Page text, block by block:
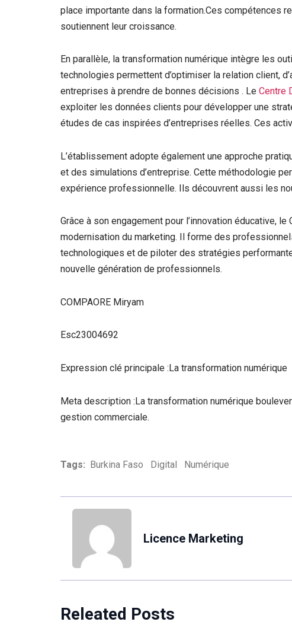
place importante dans la formation.Ces compétences
soutiennent leur croissance.
En parallèle, la transformation numérique intègre les
technologies permettent d’optimiser la relation client,
entreprises à prendre de bonnes décisions . Le Centre
exploiter les données clients pour développer une
études de cas inspirées d’entreprises réelles. Ces
L’établissement adopte également une approche
et des simulations d’entreprise. Cette méthodologie
expérience professionnelle. Ils découvrent aussi les
Grâce à son engagement pour l’innovation éducative,
modernisation du marketing. Il forme des
technologiques et de piloter des stratégies
nouvelle génération de professionnels.
COMPAORE Miryam
Esc23004692
Expression clé principale :La transformation numérique
Meta description :La transformation numérique
gestion commerciale.
Tags: Burkina Faso Digital Numérique
Licence Marketing
Releated Posts